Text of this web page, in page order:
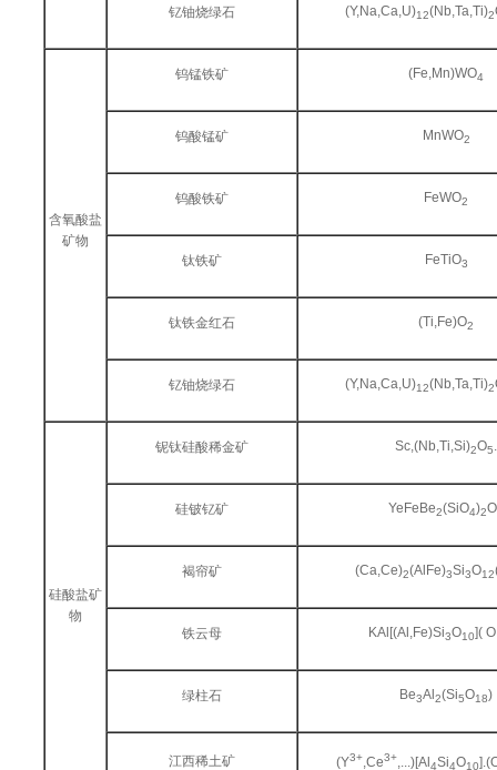
钇铀烧绿石 (Y,Na,Ca,U)12(Nb,Ta,Ti)2
含氧酸盐
矿物
钨锰铁矿 (Fe,Mn)WO4
钨酸锰矿 MnWO2
钨酸铁矿 FeWO2
钛铁矿 FeTiO3
钛铁金红石 (Ti,Fe)O2
钇铀烧绿石 (Y,Na,Ca,U)12(Nb,Ta,Ti)2
硅酸盐矿
物
铌钛硅酸稀金矿 Sc,(Nb,Ti,Si)2O5.
硅铍钇矿 YeFeBe2(SiO4)2O
褐帘矿 (Ca,Ce)2(AlFe)3Si3O12
铁云母 KAl[(Al,Fe)Si3O10](
绿柱石 Be3Al2(Si5O18)
江西稀土矿 (Y3+,Ce3+,...)[Al 4Si4O10